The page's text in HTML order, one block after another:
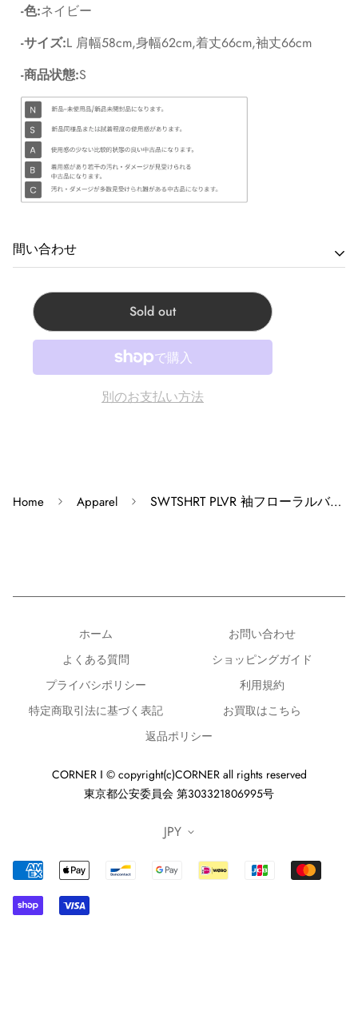
-色:ネイビー
-サイズ:L 肩幅58cm,身幅62cm,着丈66cm,袖丈66cm
-商品状態:S
間い合わせ
商品に関するお問い合わせは最寄りの店舗へご連絡下さ
い。
Corner Accessory原宿:東京都渋谷区神宫前4-28-14
Corner Chrome hearts 原宿:東京都渋谷区神宫前3-22-6
Corner Accessory心斎橋:大阪府大阪市中央区心斎橋筋1-2-
−24
場合がございます。 恐れ入りますがその際はキャンセル
となりますため、予めご了承くださいませ。
ません。
ります。新品レザー商品のビーズに関しては画像と異な
る場合がございます。また、色指定は出来かねますので
い。
Sold out
別のお支払い方法
Home Apparel SWTSHRT PLVR 袖フローラルバックホースシュープリントパーカーL
ホーム
お問い合わせ
よくある質問
ショッピングガイド
プライバシポリシー
利用規約
特定商取引法に基づく表記
お買取はこちら
返品ポリシー
CORNER ‖ © copyright(c)CORNER all rights reserved
東京都公安委員会 第303321806995号
JPY